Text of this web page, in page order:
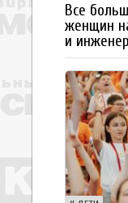
Все
женщин
и